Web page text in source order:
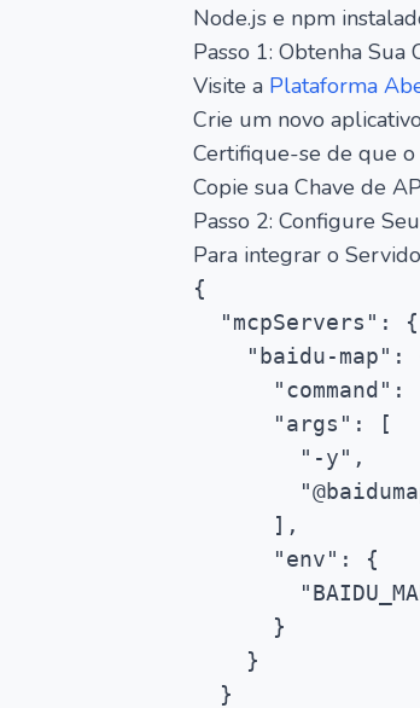
Node.js e npm
Passo 1: Obtenha
Visite a Plataforma
Crie um novo
Certifique-se de que o
Copie sua Chave de
Passo 2: Configure
Para integrar o
{
  "mcpServers": {
"baidu-map":
"command":
      "args": [
        "-y",
      ],
      "env": {
      }
    }
  }